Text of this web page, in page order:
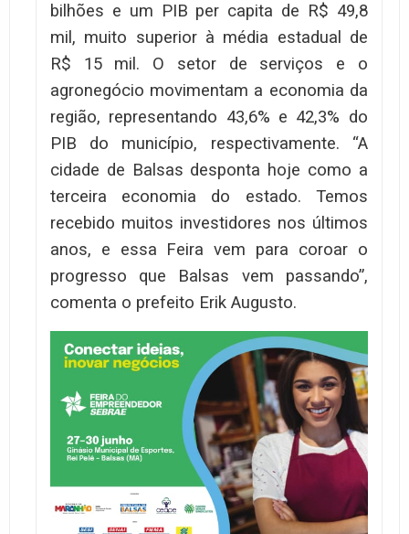
bilhões e um PIB per capita de R$ 49,8
mil, muito superior à média estadual de
R$ 15 mil. O setor de serviços e o
agronegócio movimentam a economia da
região, representando 43,6% e 42,3% do
PIB do município, respectivamente. “A
cidade de Balsas desponta hoje como a
terceira economia do estado. Temos
recebido muitos investidores nos últimos
anos, e essa Feira vem para coroar o
progresso que Balsas vem passando”,
comenta o prefeito Erik Augusto.